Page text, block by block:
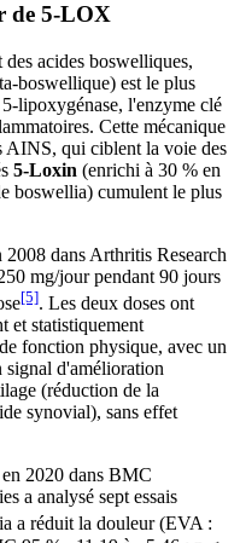
de 5-LOX
acides boswelliques,
boswellique) est le plus
lipoxygénase, l'enzyme clé
Cette mécanique
AINS, qui ciblent la voie des
5-Loxin (enrichi à 30 % en
boswellia) cumulent le plus
dans Arthritis Research
mg/jour pendant 90 jours
[5]. Les deux doses ont
et statistiquement
fonction physique, avec un
signal d'amélioration
(réduction de la
synovial), sans effet
2020 dans BMC
a analysé sept essais
a réduit la douleur (EVA :